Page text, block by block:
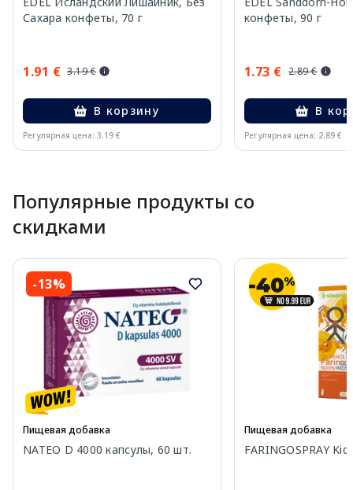
Сахара конфеты, 70 г
1.91 € 3.19 €
В корзину
Регулярная цена: 3.19 €
конфеты, 90 г
1.73 € 2.89 €
В
Регулярная цена: 2.89 €
Популярные продукты со
скидками
-13%
Пищевая добавка
NATEO D 4000 капсулы, 60 шт.
Пищевая добавка
FARINGOSPRAY